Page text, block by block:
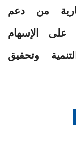
من دعم
الإسهام
وتحقيق